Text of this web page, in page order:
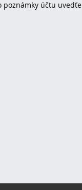
poznámky účtu uvedťe